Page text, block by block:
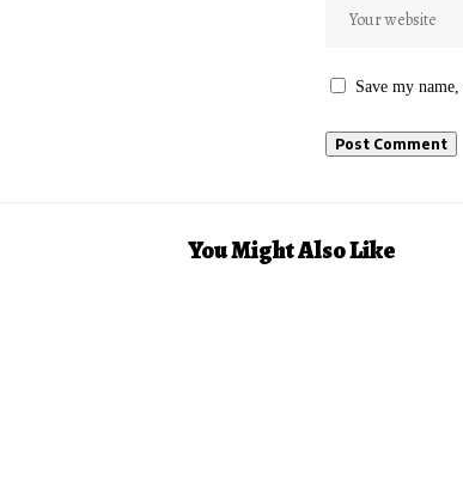
Save my
You Might Also Like